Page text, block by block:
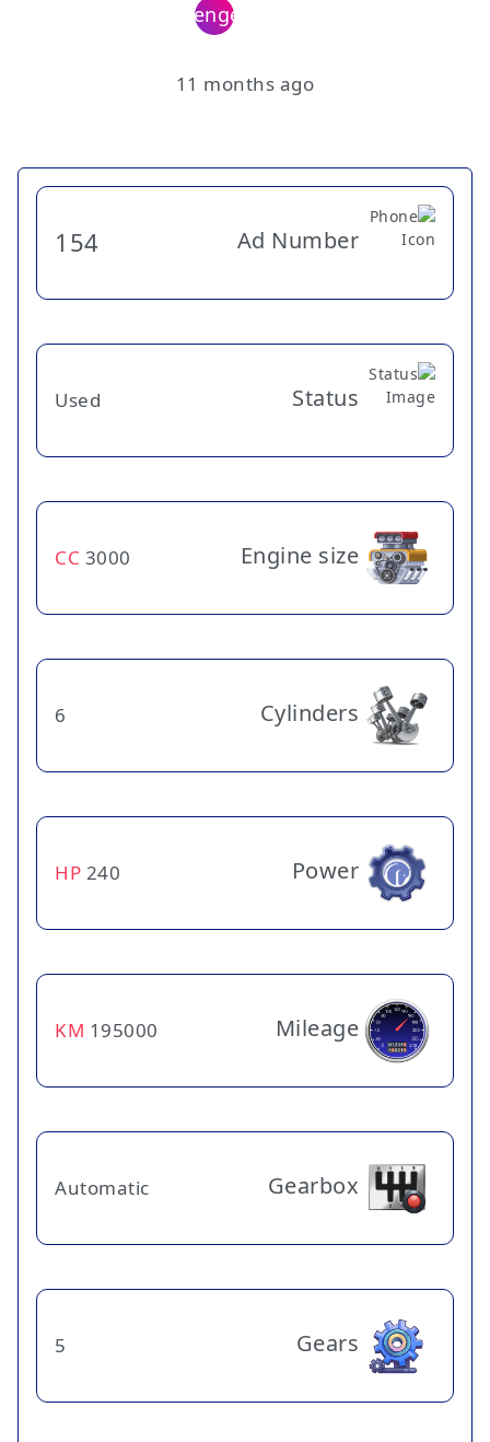
11 months ago
Ad Number
154
Status
Used
Engine size
3000
CC
Cylinders
6
Power
240
HP
Mileage
195000
KM
Gearbox
Automatic
Gears
5